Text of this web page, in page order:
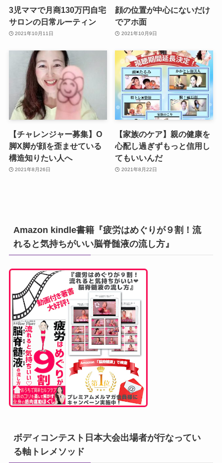
3児ママで月商130万円自宅
サロンの日常ルーティン
2021年10月11日
顔の位置が中心にないだけ
でアホ面
2021年10月9日
【チャレンジャー募集】O
脚X脚が顔を歪ませている
構造知りたい人へ
2021年8月26日
【家族のケア】親の健康を
心配し過ぎずもっと信用し
てもいいんだ
2021年8月22日
Amazon kindle書籍『疲労はめぐりが９割！流
れると気持ちがいい脳脊髄液の流し方』
ボディコンテスト日本大会出場者が行なってい
る軸トレメソッド